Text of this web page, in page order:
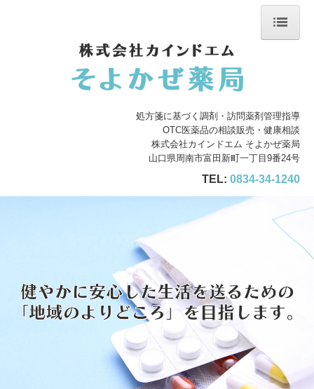
処方箋に基づく調剤・訪問薬剤管理指導
OTC医薬品の相談販売・健康相談
株式会社カインドエム そよかぜ薬局
山口県周南市富田新町一丁目9番24号
TEL: 0834-34-1240